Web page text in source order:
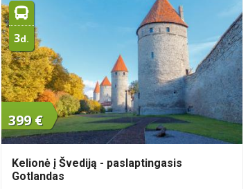
3d.
399 €
Kelionė į Švediją - paslaptingasis
Gotlandas